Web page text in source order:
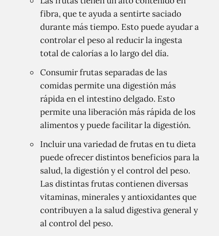
fibra, que te ayuda a sentirte saciado
durante más tiempo. Esto puede ayudar a
controlar el peso al reducir la ingesta
total de calorías a lo largo del día.
Consumir frutas separadas de las
comidas permite una digestión más
rápida en el intestino delgado. Esto
permite una liberación más rápida de los
alimentos y puede facilitar la digestión.
Incluir una variedad de frutas en tu dieta
puede ofrecer distintos beneficios para la
salud, la digestión y el control del peso.
Las distintas frutas contienen diversas
vitaminas, minerales y antioxidantes que
contribuyen a la salud digestiva general y
al control del peso.